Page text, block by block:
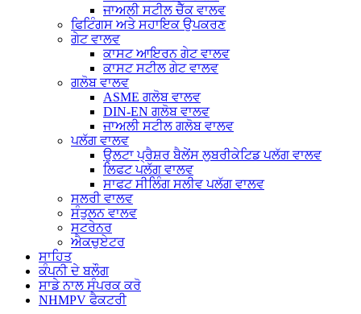
ਜਾਅਲੀ ਸਟੀਲ ਚੈੱਕ ਵਾਲਵ
ਫਿਟਿੰਗਸ ਅਤੇ ਸਹਾਇਕ ਉਪਕਰਣ
ਗੇਟ ਵਾਲਵ
ਕਾਸਟ ਆਇਰਨ ਗੇਟ ਵਾਲਵ
ਕਾਸਟ ਸਟੀਲ ਗੇਟ ਵਾਲਵ
ਗਲੋਬ ਵਾਲਵ
ASME ਗਲੋਬ ਵਾਲਵ
DIN-EN ਗਲੋਬ ਵਾਲਵ
ਜਾਅਲੀ ਸਟੀਲ ਗਲੋਬ ਵਾਲਵ
ਪਲੱਗ ਵਾਲਵ
ਉਲਟਾ ਪ੍ਰੈਸ਼ਰ ਬੈਲੇਂਸ ਲੁਬਰੀਕੇਟਿਡ ਪਲੱਗ ਵਾਲਵ
ਲਿਫਟ ਪਲੱਗ ਵਾਲਵ
ਸਾਫਟ ਸੀਲਿੰਗ ਸਲੀਵ ਪਲੱਗ ਵਾਲਵ
ਸਲਰੀ ਵਾਲਵ
ਸੰਤੁਲਨ ਵਾਲਵ
ਸਟਰੇਨਰ
ਐਕਚੁਏਟਰ
ਸਾਹਿਤ
ਕੰਪਨੀ ਦੇ ਬਲੌਗ
ਸਾਡੇ ਨਾਲ ਸੰਪਰਕ ਕਰੋ
NHMPV ਫੈਕਟਰੀ